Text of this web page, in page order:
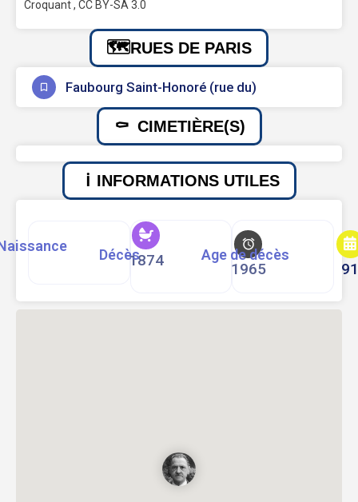
Croquant , CC BY-SA 3.0
RUES DE PARIS
Faubourg Saint-Honoré (rue du)
CIMETIÈRE(S)
INFORMATIONS UTILES
1874
Décès
1965
Age de décès